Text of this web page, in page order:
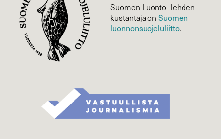
Suomen Luonto -lehden
kustantaja onSuomen
luonnonsuojelu­liitto.